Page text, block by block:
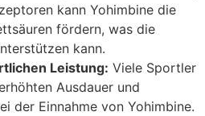
kann Yohimbine die
fördern, was die
kann.
Leistung: Viele Sportler
Ausdauer und
der Einnahme von Yohimbine.